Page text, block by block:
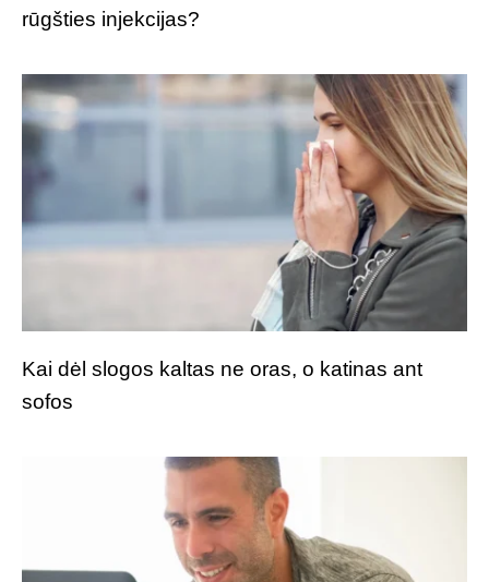
rūgšties injekcijas?
Kai dėl slogos kaltas ne oras, o katinas ant
sofos